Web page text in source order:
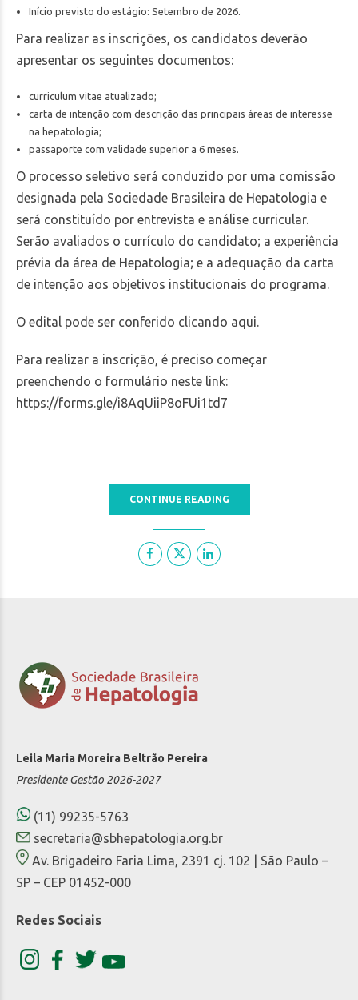
Início previsto do estágio: Setembro de 2026.
Para realizar as inscrições, os candidatos deverão
apresentar os seguintes documentos:
curriculum vitae atualizado;
carta de intenção com descrição das principais áreas de interesse
na hepatologia;
passaporte com validade superior a 6 meses.
O processo seletivo será conduzido por uma comissão
designada pela Sociedade Brasileira de Hepatologia e
será constituído por entrevista e análise curricular.
Serão avaliados o currículo do candidato; a experiência
prévia da área de Hepatologia; e a adequação da carta
de intenção aos objetivos institucionais do programa.
O edital pode ser conferido clicando aqui.
Para realizar a inscrição, é preciso começar
preenchendo o formulário neste link:
https://forms.gle/i8AqUiiP8oFUi1td7
CONTINUE READING
Leila Maria Moreira Beltrão Pereira
Presidente Gestão 2026-2027
(11) 99235-5763
secretaria@sbhepatologia.org.br
Av. Brigadeiro Faria Lima, 2391 cj. 102 | São Paulo –
SP – CEP 01452-000
Redes Sociais